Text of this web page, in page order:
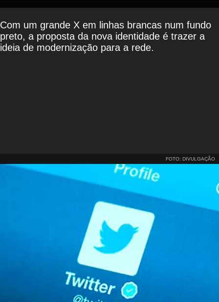
Com um grande X em linhas brancas num fundo
preto, a proposta da nova identidade é trazer a
ideia de modernização para a rede.
FOTO: DIVULGAÇÃO